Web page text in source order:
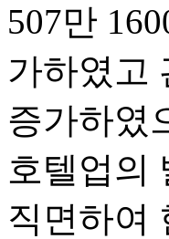
507만
가하였고
증가하였
호텔업의
직면하여